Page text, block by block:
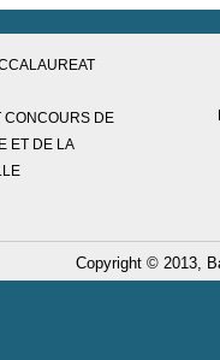
CONCOURS DE
ET DE LA
Copyright © 2013,